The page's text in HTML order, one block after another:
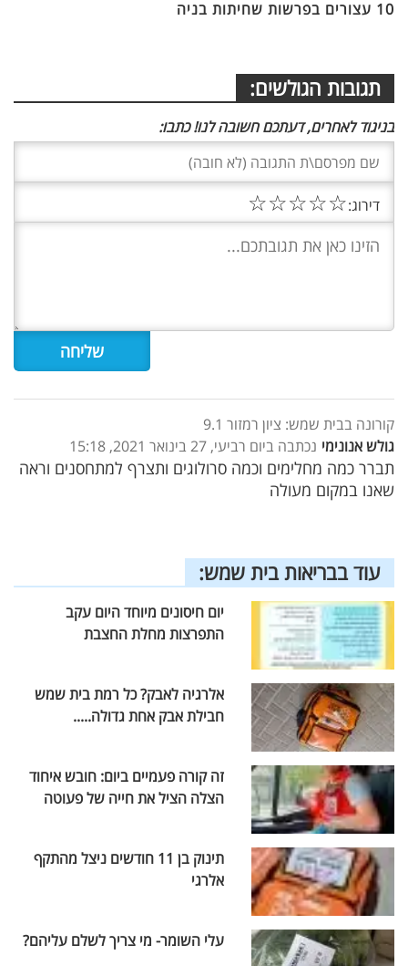
10 עצורים בפרשות שחיתות בניה
תגובות הגולשים:
בניגוד לאחרים, דעתכם חשובה לנו! כתבו:
דירוג:☆
☆
☆
☆
☆
קורונה בבית שמש: ציון רמזור 9.1
גולש אנונימי נכתבה ביום רביעי, 27 בינואר 2021, 15:18
תברר כמה מחלימים וכמה סרולוגים ותצרף למתחסנים וראה
שאנו במקום מעולה
עוד בבריאות בית שמש:
יום חיסונים מיוחד היום עקב
התפרצות מחלת החצבת
אלרגיה לאבק? כל רמת בית שמש
חבילת אבק אחת גדולה.....
זה קורה פעמיים ביום: חובש איחוד
הצלה הציל את חייה של פעוטה
תינוק בן 11 חודשים ניצל מהתקף
אלרגי
עלי השומר- מי צריך לשלם עליהם?